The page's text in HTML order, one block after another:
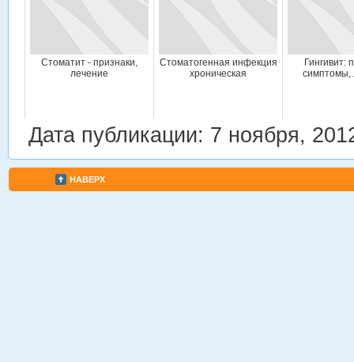
Стоматит - признаки,
лечение
Стоматогенная инфекция
хроническая
Гингивит:
симптомы,
Дата публикации: 7 ноября,
НАВЕРХ